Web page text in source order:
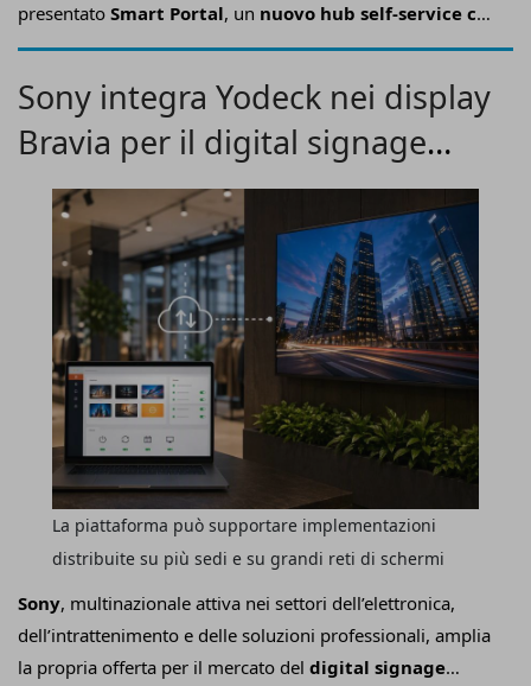
presentato Smart Portal, un nuovo hub self-service che
mette in comunicazione persone, dispositivi e servizi
gestire.
Sony integra Yodeck nei display
Bravia per il digital signage
evoluto
Sony, multinazionale attiva nei settori dell’elettronica,
dell’intrattenimento e delle soluzioni professionali, amplia
la propria offerta per il mercato del digital signage
La piattaforma può supportare implementazioni
distribuite su più sedi e su grandi reti di schermi